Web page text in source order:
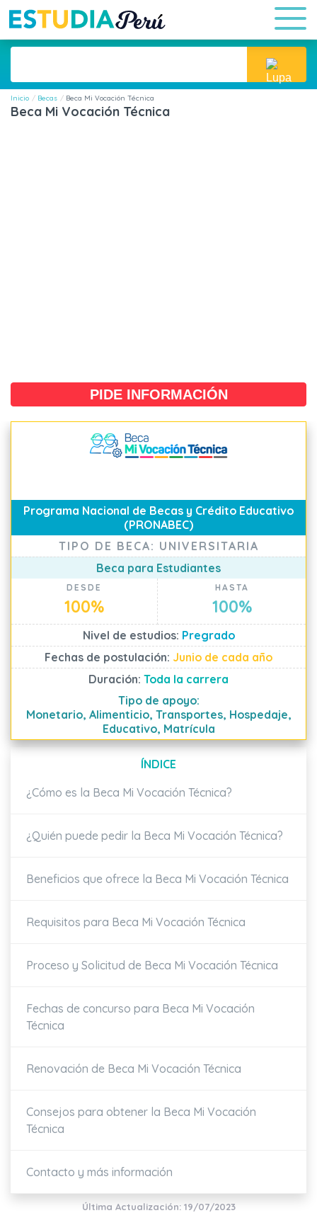
Inicio Becas Beca Mi Vocación Técnica
Beca Mi Vocación Técnica
PIDE INFORMACIÓN
Programa Nacional de Becas y Crédito Educativo
(PRONABEC)
TIPO DE BECA: UNIVERSITARIA
Beca para Estudiantes
DESDE
100%
HASTA
100%
Nivel de estudios: Pregrado
Fechas de postulación: Junio de cada año
Duración: Toda la carrera
Tipo de apoyo:
Monetario, Alimenticio, Transportes, Hospedaje,
Educativo, Matrícula
ÍNDICE
¿Cómo es la Beca Mi Vocación Técnica?
¿Quién puede pedir la Beca Mi Vocación Técnica?
Beneficios que ofrece la Beca Mi Vocación Técnica
Requisitos para Beca Mi Vocación Técnica
Proceso y Solicitud de Beca Mi Vocación Técnica
Fechas de concurso para Beca Mi Vocación
Técnica
Renovación de Beca Mi Vocación Técnica
Consejos para obtener la Beca Mi Vocación
Técnica
Contacto y más información
Última Actualización: 19/07/2023